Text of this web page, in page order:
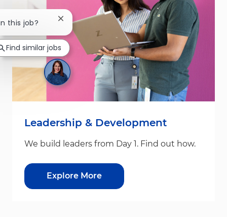
Leadership & Development
We build leaders from Day 1. Find out how.
Explore More
this job? Close chatbot notification
Find similar jobs